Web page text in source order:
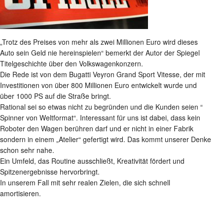
„Trotz des Preises von mehr als zwei Millionen Euro wird dieses
Auto sein Geld nie hereinspielen“ bemerkt der Autor der Spiegel
Titelgeschichte über den Volkswagenkonzern.
Die Rede ist von dem Bugatti Veyron Grand Sport Vitesse, der mit
Investitionen von über 800 Millionen Euro entwickelt wurde und
über 1000 PS auf die Straße bringt.
Rational sei so etwas nicht zu begründen und die Kunden seien “
Spinner von Weltformat“. Interessant für uns ist dabei, dass kein
Roboter den Wagen berühren darf und er nicht in einer Fabrik
sondern in einem „Atelier“ gefertigt wird. Das kommt unserer Denke
schon sehr nahe.
Ein Umfeld, das Routine ausschließt, Kreativität fördert und
Spitzenergebnisse hervorbringt.
In unserem Fall mit sehr realen Zielen, die sich schnell
amortisieren.